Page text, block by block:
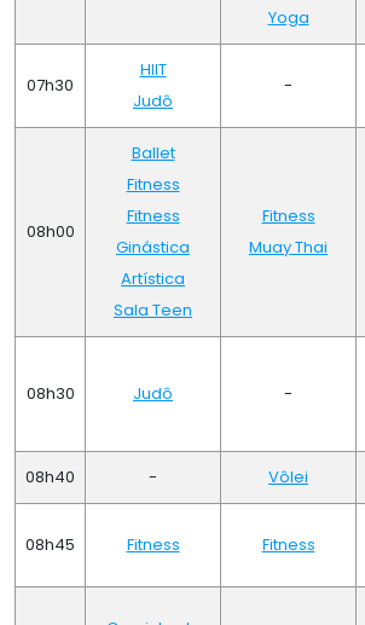
Yoga
07h30
HIIT
Judô
-
08h00
Ballet
Fitness
Fitness
Ginástica
Artística
Sala Teen
Fitness
Muay Thai
08h30 Judô -
08h40 - Vôlei
08h45 Fitness Fitness